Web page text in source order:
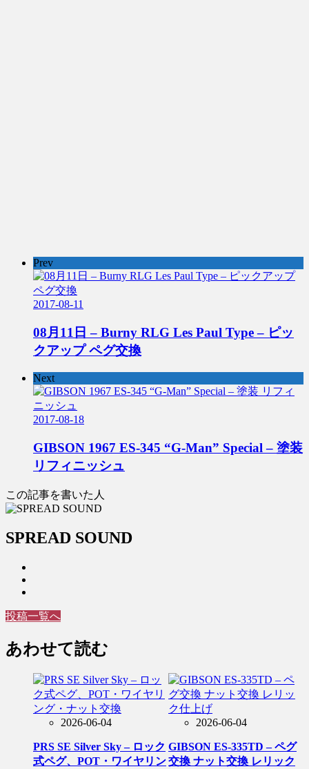
Prev
2017-08-11
08月11日 – Burny RLG Les Paul Type – ピッ
クアップ ペグ交換
Next
2017-08-18
GIBSON 1967 ES-345 “G-Man” Special – 塗装
リフィニッシュ
この記事を書いた人
SPREAD SOUND
投稿一覧へ
あわせて読む
2026-06-04
PRS SE Silver Sky – ロック
式ペグ、POT・ワイヤリン
2026-06-04
GIBSON ES-335TD – ペグ
交換 ナット交換 レリック